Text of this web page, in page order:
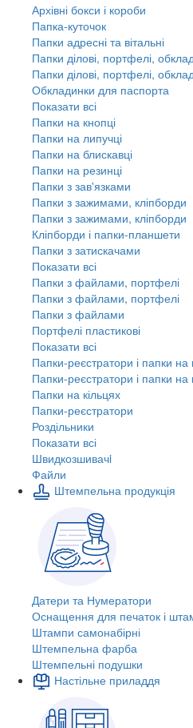
Архівні бокси і короби
Папка-куточок
Папки адресні та вітальні
Папки ділові, портфелі,
Папки ділові, портфелі,
Обкладинки для паспорта
Показати всі
Папки на кнопці
Папки на липучці
Папки на блискавці
Папки на резинці
Папки з зав'язками
Папки з зажимами, кліпборди
Папки з зажимами, кліпборди
Кліпборди і папки-планшети
Папки з затискачами
Показати всі
Папки з файлами, портфелі
Папки з файлами, портфелі
Папки з файлами
Портфелі пластикові
Показати всі
Папки-реєстратори і папки на
Папки-реєстратори і папки на
Папки на кільцях
Папки-реєстратори
Роздільники
Показати всі
Швидкозшивачi
Файли
Штемпельна продукція
Датери та Нумератори
Оснащення для печаток і
Штампи самонабірні
Штемпельна фарба
Штемпельні подушки
Настільне приладдя